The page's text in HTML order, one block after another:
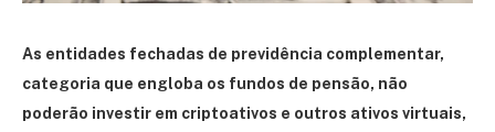
As entidades fechadas de previdência complementar,
categoria que engloba os fundos de pensão, não
poderão investir em criptoativos e outros ativos virtuais,